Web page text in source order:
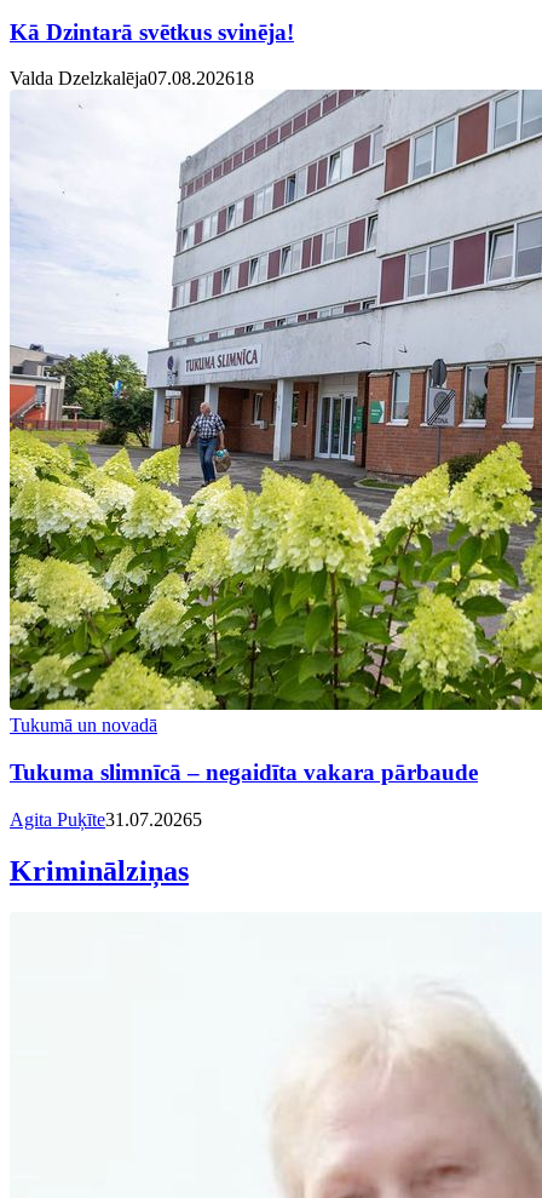
Kā Dzintarā svētkus svinēja!
Valda Dzelzkalēja07.08.202618
Tukumā un novadā
Tukuma slimnīcā – negaidīta vakara pārbaude
Agita Puķīte31.07.20265
Kriminālziņas